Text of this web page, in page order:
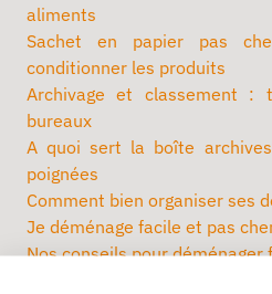
aliments
Sachet en papier pas
conditionner les produits
Archivage et classement :
bureaux
A quoi sert la boîte
poignées
Comment bien organiser ses
Je déménage facile et pas
Nos conseils pour déménager
Bien choisir ses emballages